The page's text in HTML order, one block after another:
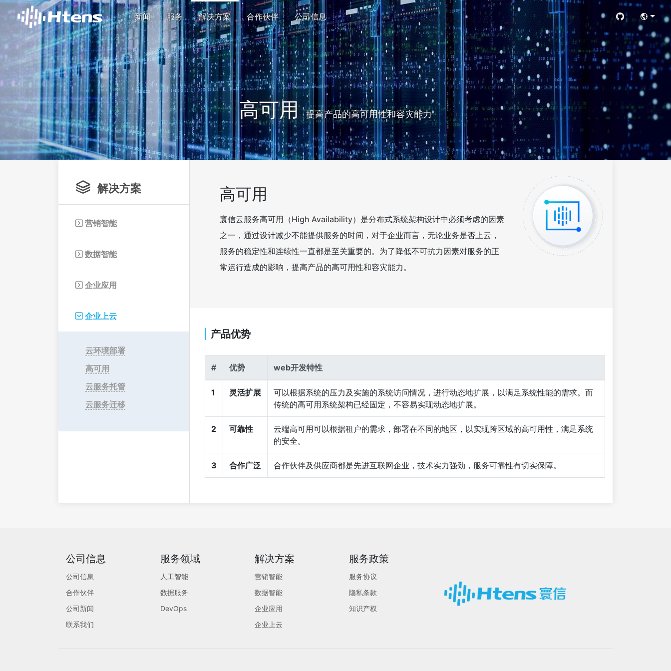
新闻 服务 解决方案(current)合作伙伴 公司信息  
高可用 提高产品的高可用性和容灾能力
 解决方案
 营销智能
 数据智能
 企业应用
 企业上云
云环境部署
高可用
云服务托管
云服务迁移
高可用
寰信云服务高可用（High Availability）是分布式系统架构设计中必须考虑的因素
之一，通过设计减少不能提供服务的时间，对于企业而言，无论业务是否上云，
服务的稳定性和连续性一直都是至关重要的。为了降低不可抗力因素对服务的正
常运行造成的影响，提高产品的高可用性和容灾能力。
产品优势
# 优势 web开发特性
1 灵活扩展
可以根据系统的压力及实施的系统访问情况，进行动态地扩展，以满足系统性能的需求。而
传统的高可用系统架构已经固定，不容易实现动态地扩展。
2 可靠性
云端高可用可以根据租户的需求，部署在不同的地区，以实现跨区域的高可用性，满足系统
的安全。
3 合作广泛 合作伙伴及供应商都是先进互联网企业，技术实力强劲，服务可靠性有切实保障。
公司信息
公司信息
合作伙伴
公司新闻
联系我们
服务领域
人工智能
数据服务
DevOps
解决方案
营销智能
数据智能
企业应用
企业上云
服务政策
服务协议
隐私条款
知识产权